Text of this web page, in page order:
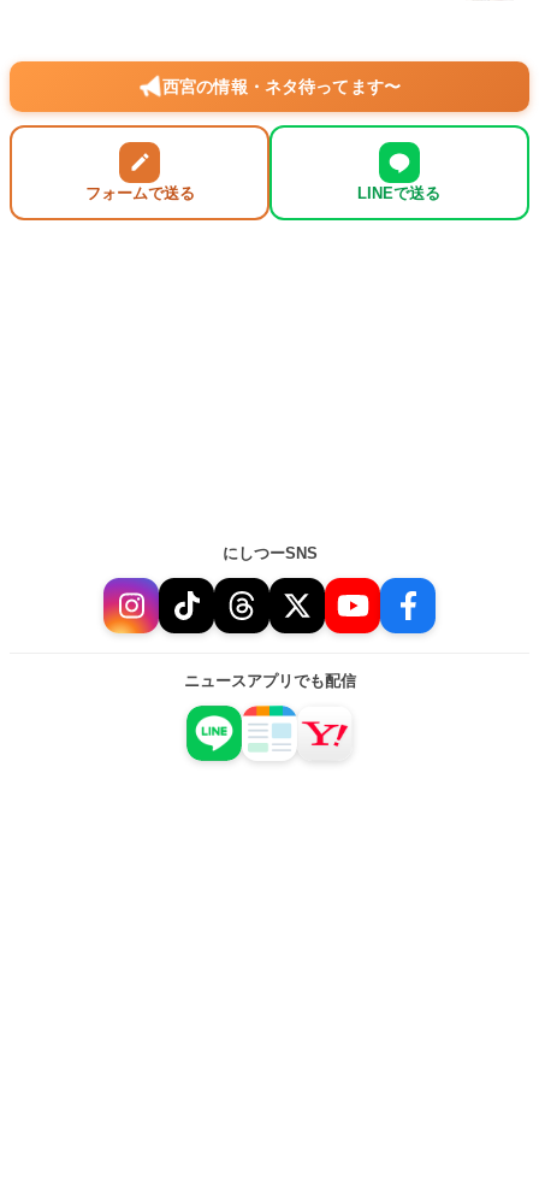
西宮の情報・ネタ待ってます〜
フォームで送る LINEで送る
にしつーSNS
ニュースアプリでも配信